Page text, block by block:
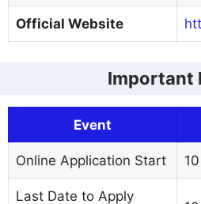
Official Website
Important
Event
Online Application Start
Last Date to Apply